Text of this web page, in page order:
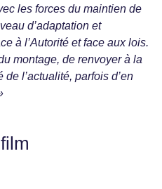
les forces du maintien de
d’adaptation et
à l’Autorité et face aux lois.
montage, de renvoyer à la
l’actualité, parfois d’en